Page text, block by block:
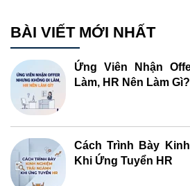
BÀI VIẾT MỚI NHẤT
Ứng Viên Nhận
Làm, HR Nên Làm Gì?
Cách Trình Bày
Khi Ứng Tuyển HR